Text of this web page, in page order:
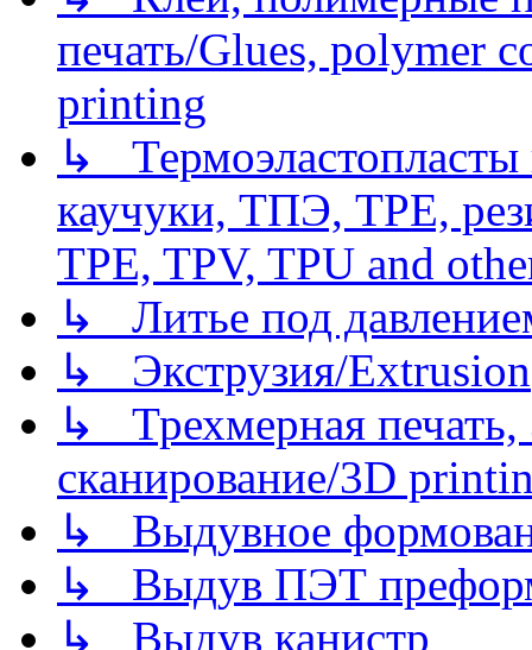
печать/Glues, polymer
printing
↳
каучуки, ТПЭ, TPE,
TPE, TPV, TPU and
↳ Литье под
↳ Экструзия/Extrusion
↳ Трехмерная
сканирование/3D
↳ Выдувное
↳ Выдув ПЭТ
↳ Выдув канистр